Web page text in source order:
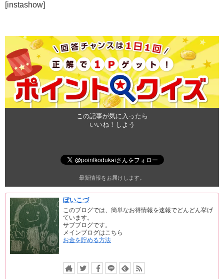
[instashow]
この記事が気に入ったら
いいね！しよう
最新情報をお届けします。
ぽいこづ
このブログでは、簡単なお得情報を速報でどんどん挙げ
ています。
サブブログです。
メインブログはこちら
お金を貯める方法